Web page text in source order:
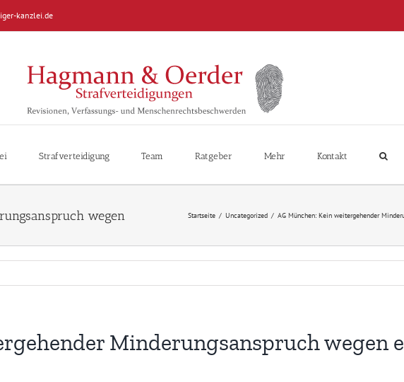
kanzlei.de
Strafverteidigung Team Ratgeber Mehr Kontakt
Startseite / Uncategorized / AG München: Kein weitergehender
Minderungsanspruch wegen